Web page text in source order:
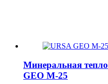
Минеральная
GEO М-25